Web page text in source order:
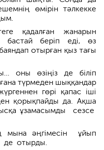
өмірін тәлкекке
қадалған жанарын
бастай беріп еді, өз
отырған қыз тағы
оны өзіңіз де біліп
түрмеден шыққандар
гөрі қапас іші
қорықпайды да. Ақша
ұзамасым­ды сезсе
мына әңгі­месін ұйып
де отырды.